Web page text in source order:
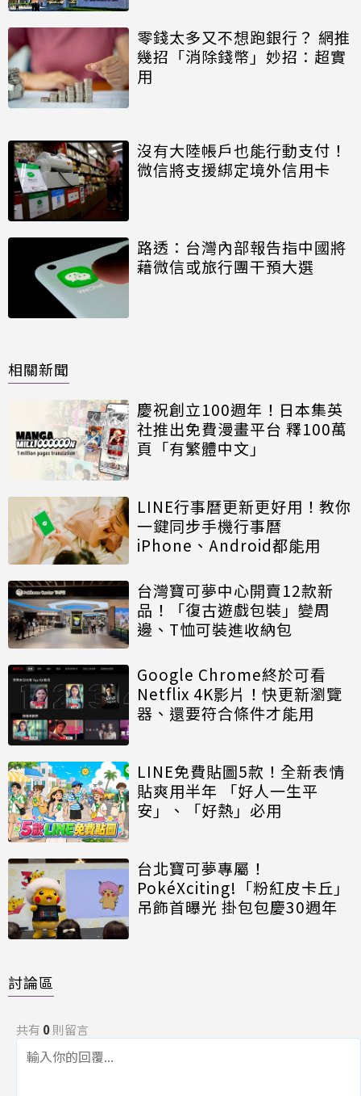
零錢太多又不想跑銀行？ 網推
幾招「消除錢幣」妙招：超實
用
沒有大陸帳戶也能行動支付！
微信將支援綁定境外信用卡
路透：台灣內部報告指中國將
藉微信或旅行團干預大選
相關新聞
慶祝創立100週年！日本集英
社推出免費漫畫平台 釋100萬
頁「有繁體中文」
LINE行事曆更新更好用！教你
一鍵同步手機行事曆
iPhone、Android都能用
台灣寶可夢中心開賣12款新
品！「復古遊戲包裝」變周
邊、T恤可裝進收納包
Google Chrome終於可看
Netflix 4K影片！快更新瀏覽
器、還要符合條件才能用
LINE免費貼圖5款！全新表情
貼爽用半年 「好人一生平
安」、「好熱」必用
台北寶可夢專屬！
PokéXciting!「粉紅皮卡丘」
吊飾首曝光 掛包包慶30週年
討論區
共有 0則留言